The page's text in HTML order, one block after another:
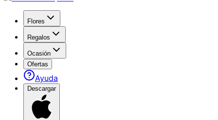
Flores
Regalos
Ocasión
Ofertas
Ayuda
Descargar